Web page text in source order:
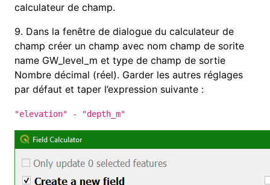
calculateur de champ.
9. Dans la fenêtre de dialogue du calculateur de
champ créer un champ avec nom champ de sorite
name GW_level_m et type de champ de sortie
Nombre décimal (réel). Garder les autres réglages
par défaut et taper l’expression suivante :
"elevation" - "depth_m"